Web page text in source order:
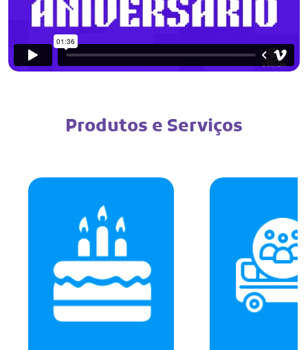
Produtos e Serviços